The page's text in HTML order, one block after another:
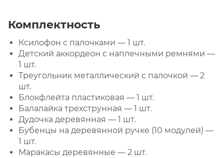
Комплектность
Ксилофон с палочками — 1 шт.
Детский аккордеон с наплечными ремнями —
1 шт.
Треугольник металлический с палочкой — 2
шт.
Блокфлейта пластиковая — 1 шт.
Балалайка трехструнная — 1 шт.
Дудочка деревянная — 1 шт.
Бубенцы на деревянной ручке (10 модулей) —
1 шт.
Маракасы деревянные — 2 шт.